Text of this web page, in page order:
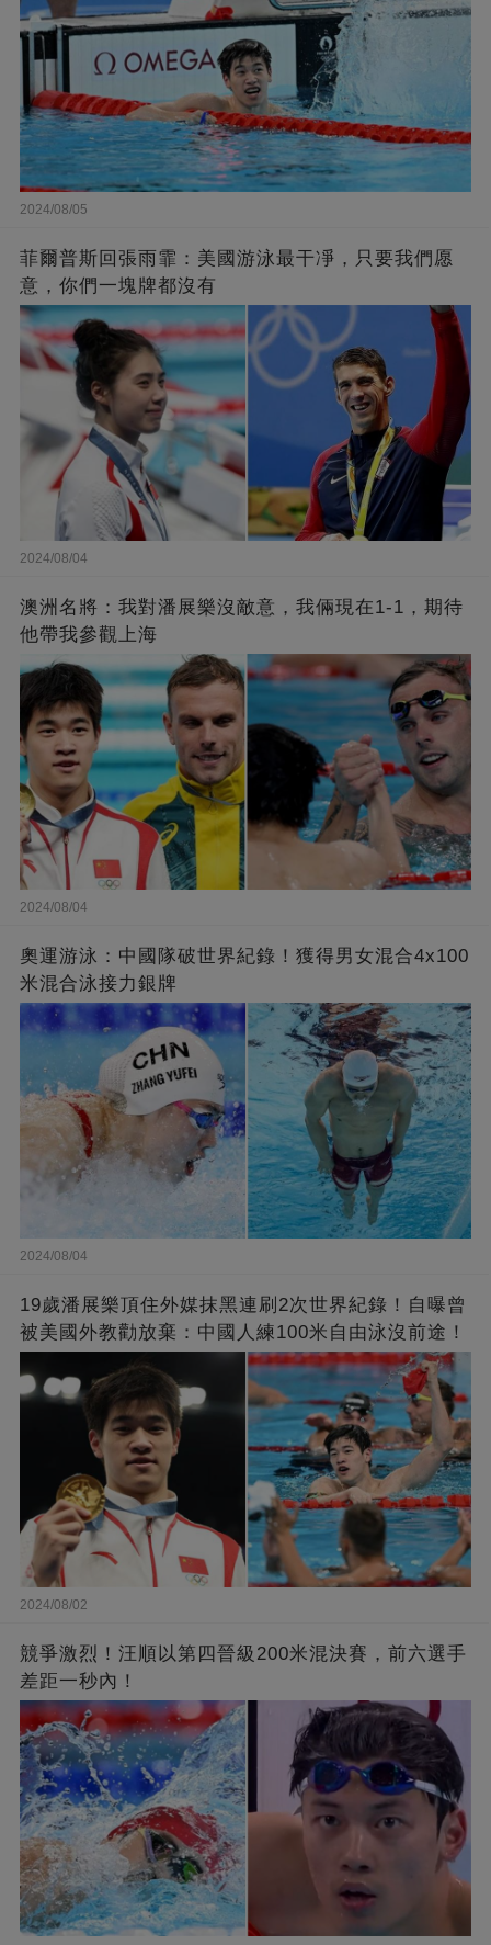
2024/08/05
菲爾普斯回張雨霏：美國游泳最干凈，只要我們愿
意，你們一塊牌都沒有
2024/08/04
澳洲名將：我對潘展樂沒敵意，我倆現在1-1，期待
他帶我參觀上海
2024/08/04
奧運游泳：中國隊破世界紀錄！獲得男女混合4x100
米混合泳接力銀牌
2024/08/04
19歲潘展樂頂住外媒抹黑連刷2次世界紀錄！自曝曾
被美國外教勸放棄：中國人練100米自由泳沒前途！
2024/08/02
競爭激烈！汪順以第四晉級200米混決賽，前六選手
差距一秒內！